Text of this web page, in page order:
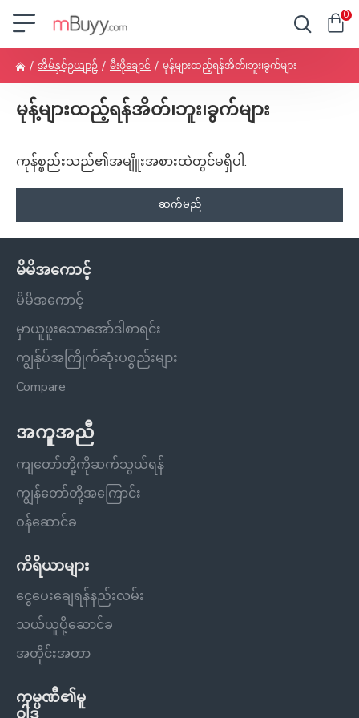
0
အိမ်နှင့်ဥယျာဉ် မီးဖိုချောင် မုန့်များထည့်ရန်အိတ်၊ဘူး၊ခွက်များ
မုန့်များထည့်ရန်အိတ်၊ဘူး၊ခွက်များ
ကုန်စ္စည်းသည်၏အမျိူးအစားထဲတွင်မရှိပါ.
ဆက်မည်
မိမိအကောင့်
မိမိအကောင့်
မှာယူဖူးသောအော်ဒါစာရင်း
ကျွန်ုပ်အကြိုက်ဆုံးပစ္စည်းများ
Compare
အကူအညီ
ကျတော်တို့ကိုဆက်သွယ်ရန်
ကျွန်တော်တို့အကြောင်း
ဝန်ဆောင်ခ
ကိရိယာများ
ငွေပေးချေရန်နည်းလမ်း
သယ်ယူပို့ဆောင်ခ
အတိုင်းအတာ
ကုမ္ပဏီ၏မူ
ဝါဒ